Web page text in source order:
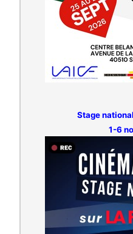
Stage
1-6